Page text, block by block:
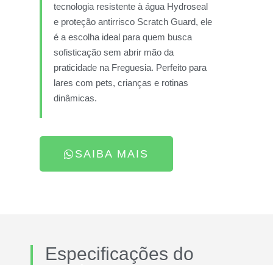
tecnologia resistente à água Hydroseal
e proteção antirrisco Scratch Guard, ele
é a escolha ideal para quem busca
sofisticação sem abrir mão da
praticidade na Freguesia. Perfeito para
lares com pets, crianças e rotinas
dinâmicas.
SAIBA MAIS
Especificações do